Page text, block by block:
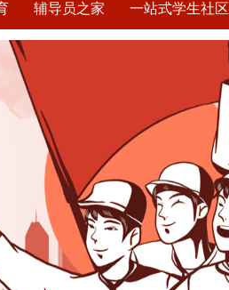
辅导员之家 一站式学生社区